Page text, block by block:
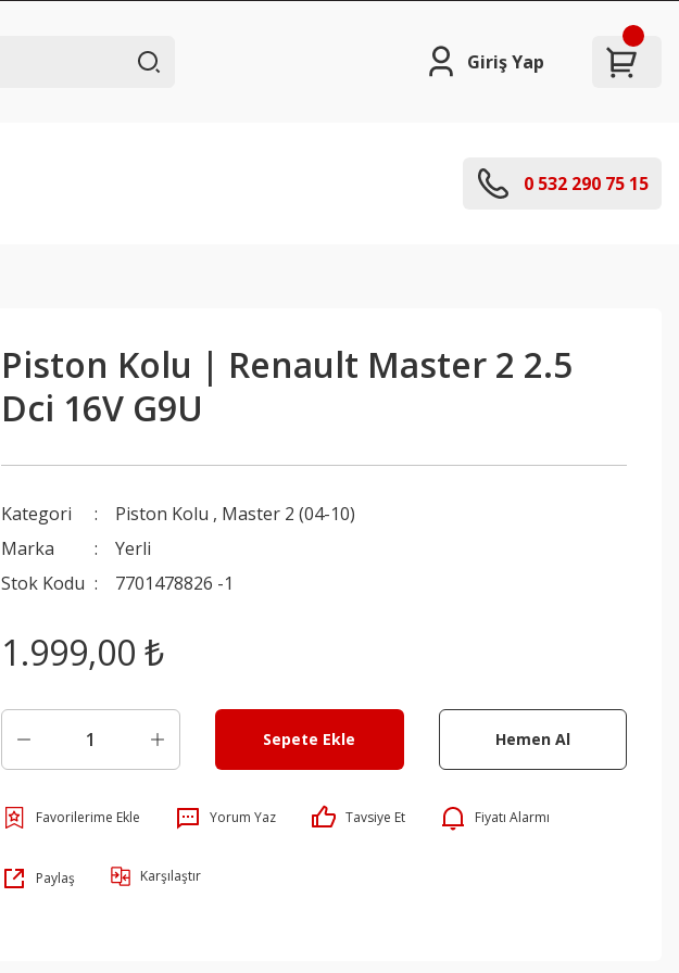
Giriş Yap
0 532 290 75 15
Piston Kolu | Renault Master 2 2.5
Dci 16V G9U
Kategori Piston Kolu , Master 2 (04-10)
Marka
Yerli
Stok Kodu
7701478826 -1
1.999,00 ₺
Sepete Ekle Hemen Al
Yorum Yaz Tavsiye Et Fiyatı Alarmı
Paylaş Karşılaştır